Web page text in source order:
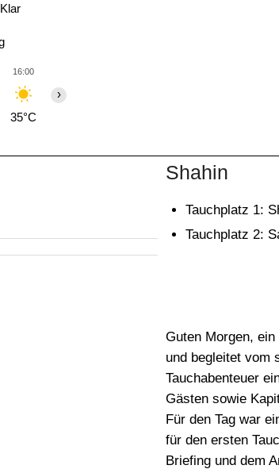
Klar
16:00
35°C
›
Shahin
Tauchplatz 1:
Tauchplatz 2:
Guten Morgen,
und begleitet vom
Tauchabenteuer
Gästen sowie
Für den Tag war
für den ersten
Briefing und dem